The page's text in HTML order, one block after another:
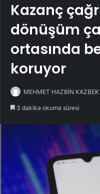
Kazanç
dönüşüm
ortasında
koruyor
MEHMET HAZBİN KAZBEK
3 dakika okuma süresi